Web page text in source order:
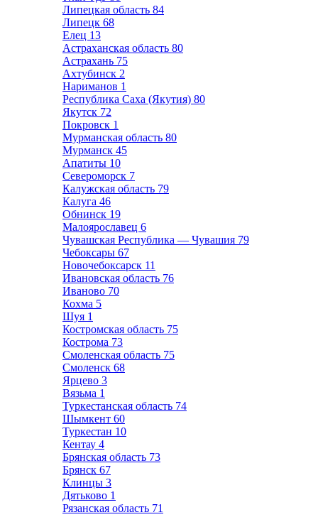
Липецкая область 84
Липецк 68
Елец 13
Астраханская область 80
Астрахань 75
Ахтубинск 2
Нариманов 1
Республика Саха (Якутия) 80
Якутск 72
Покровск 1
Мурманская область 80
Мурманск 45
Апатиты 10
Североморск 7
Калужская область 79
Калуга 46
Обнинск 19
Малоярославец 6
Чувашская Республика — Чувашия 79
Чебоксары 67
Новочебоксарск 11
Ивановская область 76
Иваново 70
Кохма 5
Шуя 1
Костромская область 75
Кострома 73
Смоленская область 75
Смоленск 68
Ярцево 3
Вязьма 1
Туркестанская область 74
Шымкент 60
Туркестан 10
Кентау 4
Брянская область 73
Брянск 67
Клинцы 3
Дятьково 1
Рязанская область 71